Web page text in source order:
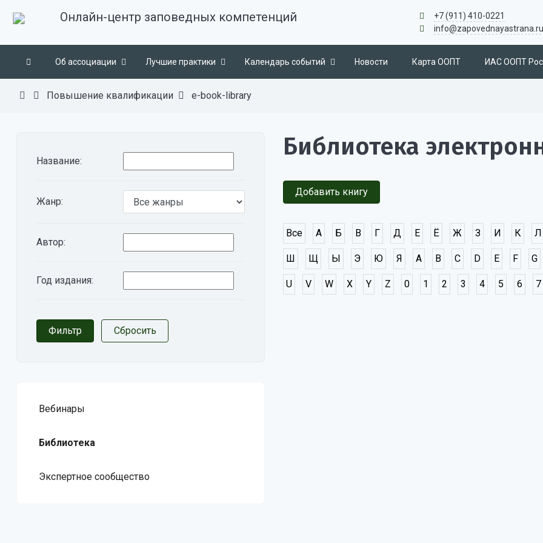
Онлайн-центр заповедных компетенций
+7 (911) 410-0221
info@zapovednayastrana.ru
Об ассоциации Лучшие практики Календарь событий Новости Карта ООПТ ИАС ООПТ
Повышение квалификации e-book-library
Название:
Жанр:
Автор:
Год издания:
Вебинары
Библиотека
Экспертное сообщество
Библиотека
Добавить книгу
Все А Б В Г Д Е Ё Ж З И К Л
Ш Щ Ы Э Ю Я A B C D E F G
U V W X Y Z 0 1 2 3 4 5 6 7